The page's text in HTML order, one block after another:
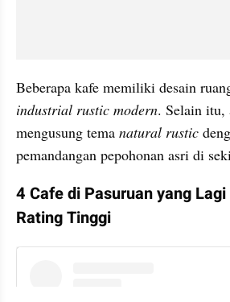
industrial rustic modern. Selain itu,
mengusung tema natural rustic
pemandangan pepohonan asri di
4 Cafe di Pasuruan yang
Rating Tinggi